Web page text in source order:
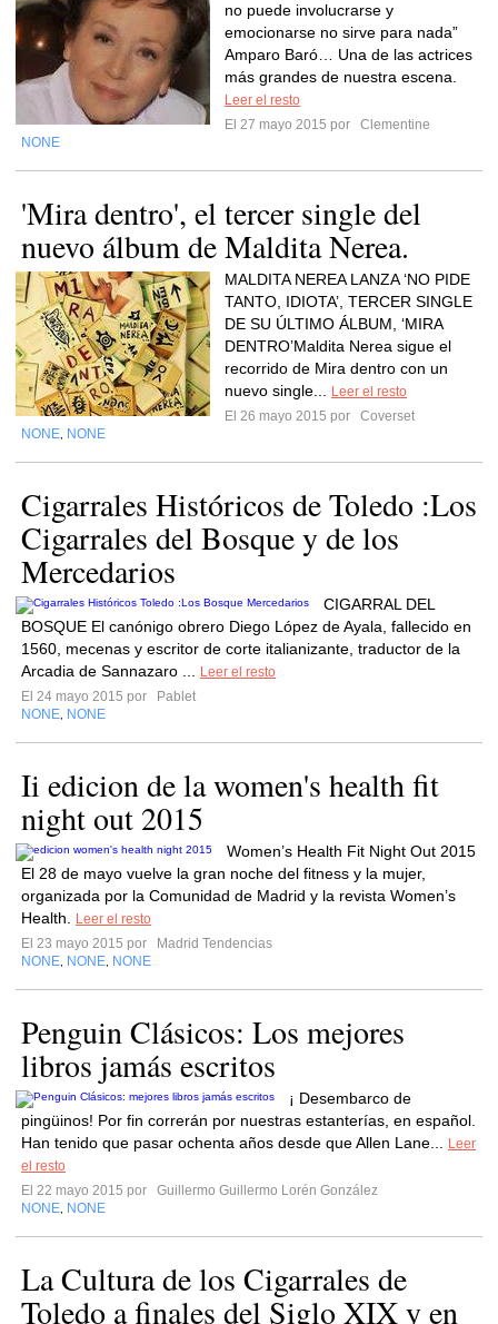
no puede involucrarse y
emocionarse no sirve para nada”
Amparo Baró… Una de las actrices
más grandes de nuestra escena.
Leer el resto
El 27 mayo 2015 por
Clementine
NONE
'Mira dentro', el tercer single del
nuevo álbum de Maldita Nerea.
MALDITA NEREA LANZA ‘NO PIDE
TANTO, IDIOTA’, TERCER SINGLE
DE SU ÚLTIMO ÁLBUM, ‘MIRA
DENTRO’Maldita Nerea sigue el
recorrido de Mira dentro con un
nuevo single...
Leer el resto
El 26 mayo 2015 por
Coverset
NONE NONE
Cigarrales Históricos de Toledo :Los
Cigarrales del Bosque y de los
Mercedarios
CIGARRAL DEL
BOSQUE El canónigo obrero Diego López de Ayala, fallecido en
1560, mecenas y escritor de corte italianizante, traductor de la
Arcadia de Sannazaro ...
Leer el resto
El 24 mayo 2015 por
Pablet
NONE NONE
Ii edicion de la women's health fit
night out 2015
Women’s Health Fit Night Out 2015
El 28 de mayo vuelve la gran noche del fitness y la mujer,
organizada por la Comunidad de Madrid y la revista Women’s
Health.
Leer el resto
El 23 mayo 2015 por
Madrid Tendencias
NONE NONE NONE
Penguin Clásicos: Los mejores
libros jamás escritos
¡ Desembarco de
pingüinos! Por fin correrán por nuestras estanterías, en español.
Han tenido que pasar ochenta años desde que Allen Lane...
Leer
el resto
El 22 mayo 2015 por
Guillermo Guillermo Lorén González
NONE NONE
La Cultura de los Cigarrales de
Toledo a finales del Siglo XIX y en